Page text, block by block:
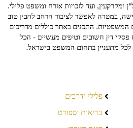
ומקרקעין, ועד לזכויות אזרח ומשפט פלילי.
במטרה לאפשר לציבור הרחב להבין טוב
המשפטיות. התכנים באתר כוללים מדריכים
פסקי דין חשובים וטיפים מעשיים - הכל
לכל מתעניין בתחום המשפט בישראל.
פלילי ודרכים
בריאות וספורט